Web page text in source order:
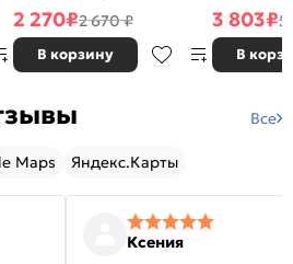
Ламинированные Л-11
(ИталОрех), глухая, каркасно-
щитовая
2 270₽2 670 ₽
В корзину
глухая,
3 803₽5
В
Все
Maps Яндекс.Карты
Ксения